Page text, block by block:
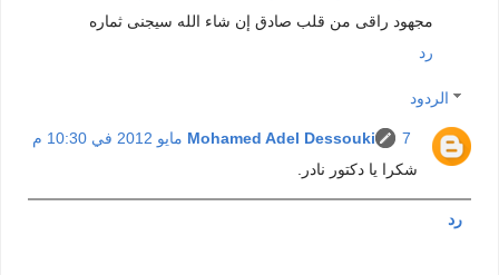
مجهود راقى من قلب صادق إن شاء الله سيجنى ثماره
رد
الردود
Mohamed Adel Dessouki
7 مايو 2012 في 10:30 م
شكرا يا دكتور نادر.
رد